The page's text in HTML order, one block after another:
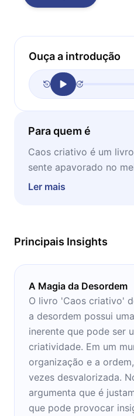
Ouça a introdução
Para quem é
Caos criativo é um
sente apavorado no
bagunçado, caótico,
sistematizado e
Ler mais
Principais Insights
A Magia da Desordem
O livro 'Caos criativo'
a desordem possui
inerente que pode ser
criatividade. Em um
organização e a
vezes desvalorizada.
argumenta que é
que pode provocar